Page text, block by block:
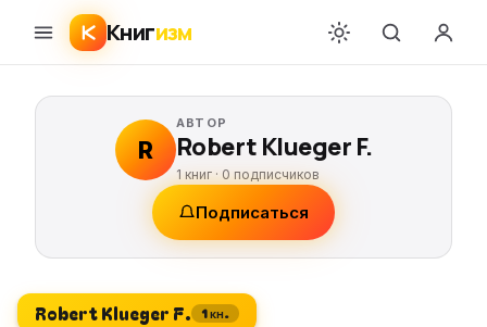
Книгизм
R
АВТОР
Robert Klueger F.
1 книг · 0 подписчиков
Подписаться
Robert Klueger F. 1 кн.